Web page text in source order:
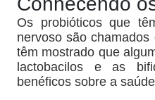
Os probióticos que
nervoso são
têm mostrado que
lactobacilos e as
benéficos sobre a